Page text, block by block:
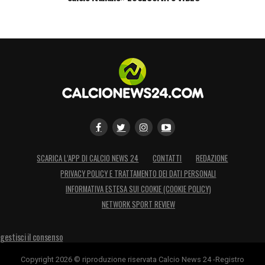
trasferirsi al Toro nel settembre 2023. Ad
oggi con i granata può vantare 45 presenze
e 16 reti. Per l’attaccante anche 34
apparizioni e 4 gol con la nazionale della
Avanti insieme: buon lavoro, Sempre Forza
SCARICA L’APP DI CALCIO NEWS 24 CONTATTI
REDAZIONE
PRIVACY POLICY E TRATTAMENTO DEI DATI PERSONALI
INFORMATIVA ESTESA SUI COOKIE (COOKIE POLICY)
NETWORK SPORT REVIEW
gestisci il consenso
Copyright 2026 © riproduzione riservata Calcio News 24 -Registro